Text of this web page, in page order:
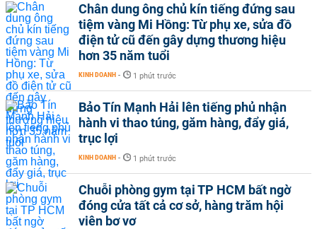
Chân dung ông chủ kín tiếng đứng sau
tiệm vàng Mi Hồng: Từ phụ xe, sửa đồ
điện tử cũ đến gây dựng thương hiệu
hơn 35 năm tuổi
KINH DOANH - 1 phút trước
Bảo Tín Mạnh Hải lên tiếng phủ nhận
hành vi thao túng, găm hàng, đẩy giá,
trục lợi
KINH DOANH - 1 phút trước
Chuỗi phòng gym tại TP HCM bất ngờ
đóng cửa tất cả cơ sở, hàng trăm hội
viên bơ vơ